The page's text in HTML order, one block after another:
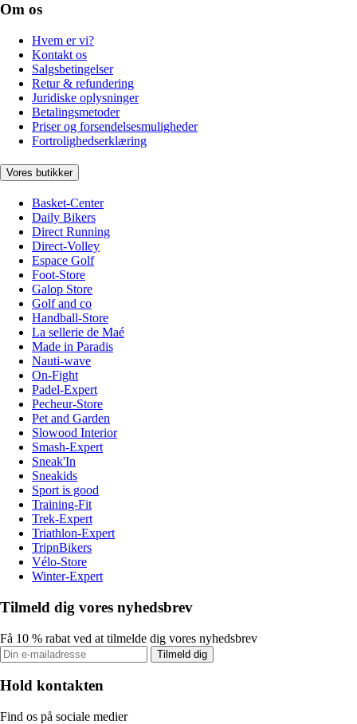
Om os
Hvem er vi?
Kontakt os
Salgsbetingelser
Retur & refundering
Juridiske oplysninger
Betalingsmetoder
Priser og forsendelsesmuligheder
Fortrolighedserklæring
Vores butikker
Basket-Center
Daily Bikers
Direct Running
Direct-Volley
Espace Golf
Foot-Store
Galop Store
Golf and co
Handball-Store
La sellerie de Maé
Made in Paradis
Nauti-wave
On-Fight
Padel-Expert
Pecheur-Store
Pet and Garden
Slowood Interior
Smash-Expert
Sneak'In
Sneakids
Sport is good
Training-Fit
Trek-Expert
Triathlon-Expert
TripnBikers
Vélo-Store
Winter-Expert
Tilmeld dig vores nyhedsbrev
Få 10 % rabat ved at tilmelde dig vores nyhedsbrev
Tilmeld dig
Hold kontakten
Find os på sociale medier